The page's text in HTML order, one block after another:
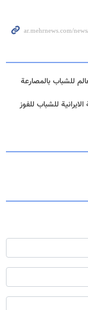
للشباب بالمصارعة
للشباب للفوز